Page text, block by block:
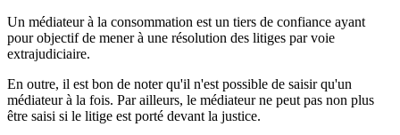
Un médiateur à la consommation est un tiers de confiance ayant
pour objectif de mener à une résolution des litiges par voie
extrajudiciaire.
En outre, il est bon de noter qu'il n'est possible de saisir qu'un
médiateur à la fois. Par ailleurs, le médiateur ne peut pas non plus
être saisi si le litige est porté devant la justice.